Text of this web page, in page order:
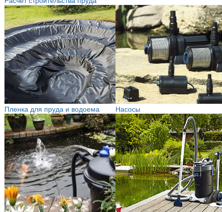
Пленка для пруда и водоема Насосы